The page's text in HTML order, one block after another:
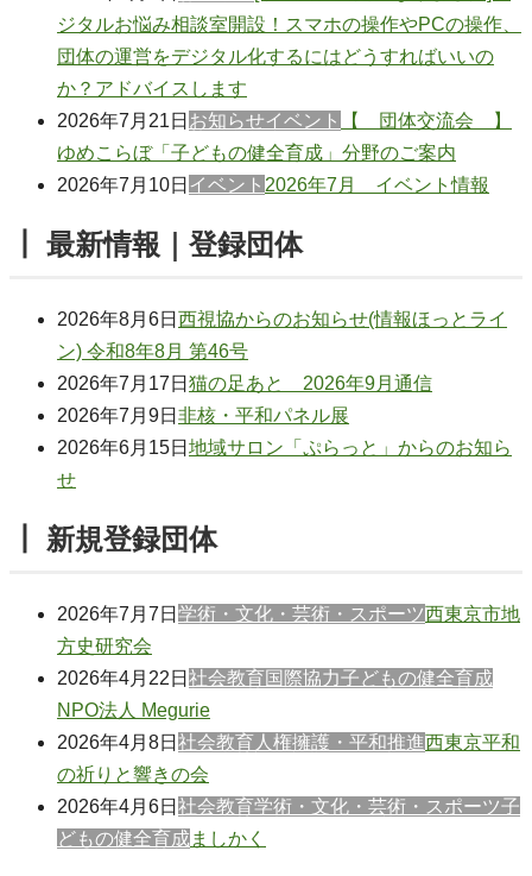
ジタルお悩み相談室開設！スマホの操作やPCの操作、
団体の運営をデジタル化するにはどうすればいいの
か？アドバイスします
2026年7月21日 お知らせイベント
【 団体交流会 】
ゆめこらぼ「子どもの健全育成」分野のご案内
2026年7月10日 イベント 2026年7月 イベント情報
┃ 最新情報｜登録団体
2026年8月6日 西視協からのお知らせ(情報ほっとライ
ン) 令和8年8月 第46号
2026年7月17日 猫の足あと 2026年9月通信
2026年7月9日 非核・平和パネル展
2026年6月15日 地域サロン「ぷらっと」からのお知ら
せ
┃ 新規登録団体
2026年7月7日 学術・文化・芸術・スポーツ西東京市地
方史研究会
2026年4月22日 社会教育国際協力子どもの健全育成
NPO法人 Megurie
2026年4月8日 社会教育 人権擁護・平和推進西東京平和
の祈りと響きの会
2026年4月6日 社会教育学術・文化・芸術・スポーツ子
どもの健全育成ましかく